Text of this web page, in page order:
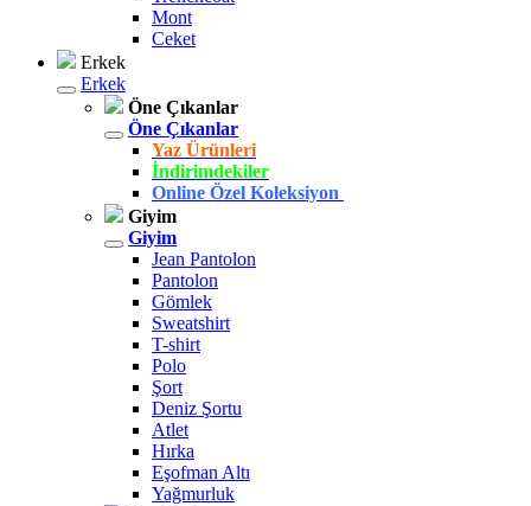
Mont
Ceket
Erkek
Erkek
Öne Çıkanlar
Öne Çıkanlar
Yaz Ürünleri
İndirimdekiler
Online Özel Koleksiyon
Giyim
Giyim
Jean Pantolon
Pantolon
Gömlek
Sweatshirt
T-shirt
Polo
Şort
Deniz Şortu
Atlet
Hırka
Eşofman Altı
Yağmurluk